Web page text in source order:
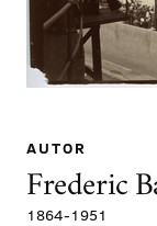
AUTOR
Frederic
1864-1951